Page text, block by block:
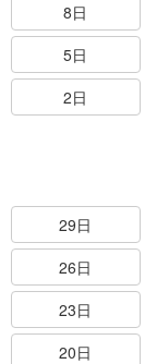
8日
5日
2日
29日
26日
23日
20日